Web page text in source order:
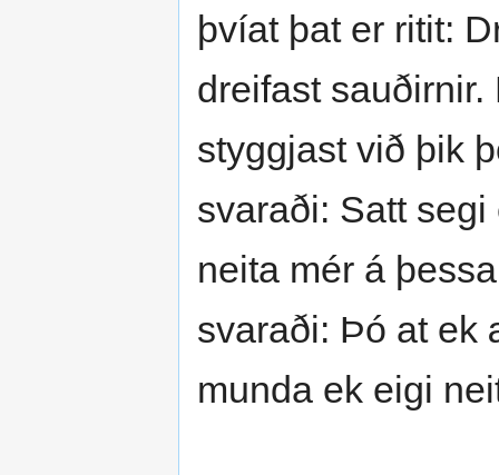
þvíat þat er ritit:
dreifast
styggjast við þik
svaraði: Satt
neita mér á
svaraði: Þó at ek
munda ek eigi